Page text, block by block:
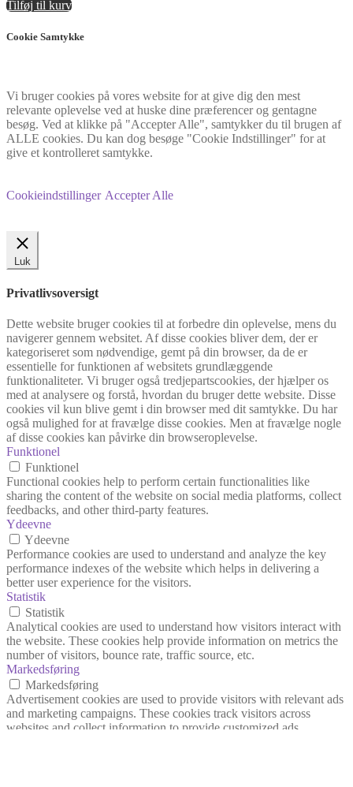
Tilføj til kurv
Cookie Samtykke
Vi bruger cookies på vores website for at give dig den mest
relevante oplevelse ved at huske dine præferencer og gentagne
besøg. Ved at klikke på "Accepter Alle", samtykker du til brugen af
ALLE cookies. Du kan dog besøge "Cookie Indstillinger" for at
give et kontrolleret samtykke.
Cookieindstillinger Accepter Alle
Luk
Privatlivsoversigt
Dette website bruger cookies til at forbedre din oplevelse, mens du
navigerer gennem websitet. Af disse cookies bliver dem, der er
kategoriseret som nødvendige, gemt på din browser, da de er
essentielle for funktionen af websitets grundlæggende
funktionaliteter. Vi bruger også tredjepartscookies, der hjælper os
med at analysere og forstå, hvordan du bruger dette website. Disse
cookies vil kun blive gemt i din browser med dit samtykke. Du har
også mulighed for at fravælge disse cookies. Men at fravælge nogle
af disse cookies kan påvirke din browseroplevelse.
Funktionel
Funktionel
Functional cookies help to perform certain functionalities like
sharing the content of the website on social media platforms, collect
feedbacks, and other third-party features.
Ydeevne
Ydeevne
Performance cookies are used to understand and analyze the key
performance indexes of the website which helps in delivering a
better user experience for the visitors.
Statistik
Statistik
Analytical cookies are used to understand how visitors interact with
the website. These cookies help provide information on metrics the
number of visitors, bounce rate, traffic source, etc.
Markedsføring
Markedsføring
Advertisement cookies are used to provide visitors with relevant ads
and marketing campaigns. These cookies track visitors across
websites and collect information to provide customized ads.